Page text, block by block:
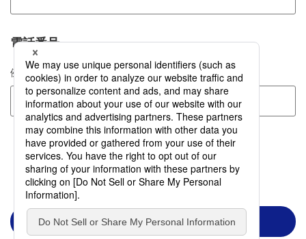
電話番号
例） 0339782111
入力内容を確認する